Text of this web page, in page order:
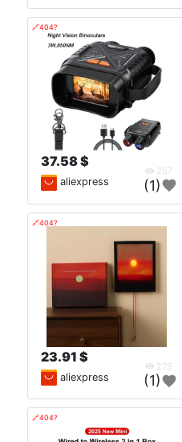
🔗404?
37.58 $
257
aliexpress (1)
🔗404?
23.91 $
279
aliexpress (1)
🔗404?